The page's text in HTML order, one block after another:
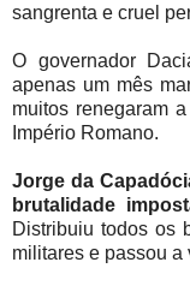
sangrenta e cruel
O governador
apenas um mês
muitos renegaram
Império Romano.
Jorge da
brutalidade
Distribuiu todos os
militares e passou a